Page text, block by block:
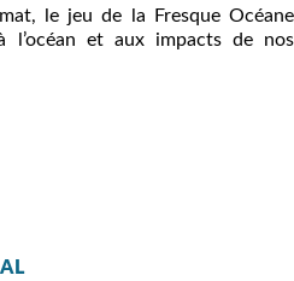
le jeu de la Fresque Océane
l’océan et aux impacts de nos